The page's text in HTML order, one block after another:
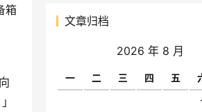
箱
文章归档
2026 年 8 月
一 二 三 四 五